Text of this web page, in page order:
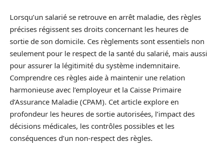
Lorsqu’un salarié se retrouve en arrêt maladie, des règles
précises régissent ses droits concernant les heures de
sortie de son domicile. Ces règlements sont essentiels non
seulement pour le respect de la santé du salarié, mais aussi
pour assurer la légitimité du système indemnitaire.
Comprendre ces règles aide à maintenir une relation
harmonieuse avec l’employeur et la Caisse Primaire
d’Assurance Maladie (CPAM). Cet article explore en
profondeur les heures de sortie autorisées, l’impact des
décisions médicales, les contrôles possibles et les
conséquences d’un non-respect des règles.